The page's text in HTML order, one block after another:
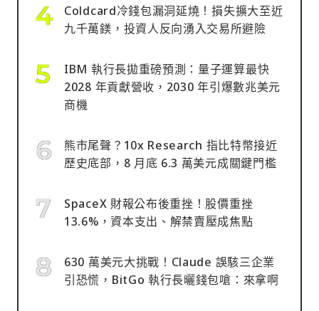
Coldcard冷錢包漏洞延燒！損失擴大至近
九千萬鎂，投資人反向湧入交易所避險
IBM 執行長拋重磅預測：量子運算最快
2028 年貢獻營收，2030 年引爆數兆美元
商機
熊市尾聲？10x Research 指比特幣接近
歷史底部，8 月底 6.3 萬美元成關鍵門檻
SpaceX 財報公布後重挫！股價重挫
13.6%，資本支出、解禁賣壓成焦點
630 萬美元大挑戰！Claude 誤駭三企業
引恐慌，BitGo 執行長曬錢包嗆：來拿啊